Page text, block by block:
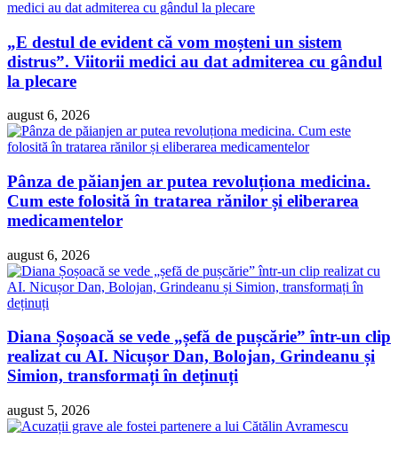
„E destul de evident că vom moșteni un sistem
distrus”. Viitorii medici au dat admiterea cu gândul
la plecare
august 6, 2026
Pânza de păianjen ar putea revoluționa medicina.
Cum este folosită în tratarea rănilor și eliberarea
medicamentelor
august 6, 2026
Diana Șoșoacă se vede „șefă de pușcărie” într-un clip
realizat cu AI. Nicușor Dan, Bolojan, Grindeanu și
Simion, transformați în deținuți
august 5, 2026